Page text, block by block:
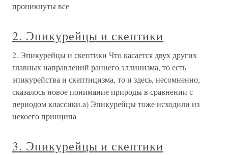
проникнуты все
2. Эпикурейцы и скептики
2. Эпикурейцы и скептики Что касается двух других
главных направлений раннего эллинизма, то есть
эпикурейства и скептицизма, то и здесь, несомненно,
сказалось новое понимание природы в сравнении с
периодом классики.а) Эпикурейцы тоже исходили из
некоего принципа
3. Эпикурейцы и скептики